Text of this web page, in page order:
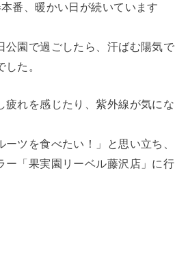
番、暖かい日が続いています
公園で過ごしたら、汗ばむ陽気で
た。
疲れを感じたり、紫外線が気にな
ーツを食べたい！」と思い立ち、
ー「果実園リーベル藤沢店」に行